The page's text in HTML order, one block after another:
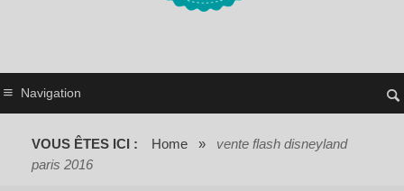
Navigation
VOUS ÊTES ICI : Home »
vente flash disneyland
paris 2016